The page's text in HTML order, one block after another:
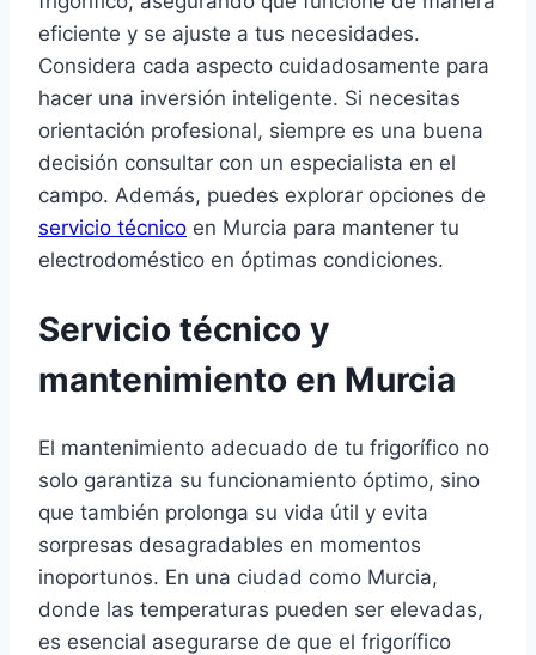
eficiente y se ajuste a tus necesidades.
Considera cada aspecto cuidadosamente para
hacer una inversión inteligente. Si necesitas
orientación profesional, siempre es una buena
decisión consultar con un especialista en el
campo. Además, puedes explorar opciones de
servicio técnico en Murcia para mantener tu
electrodoméstico en óptimas condiciones.
Servicio técnico y
mantenimiento en Murcia
El mantenimiento adecuado de tu frigorífico no
solo garantiza su funcionamiento óptimo, sino
que también prolonga su vida útil y evita
sorpresas desagradables en momentos
inoportunos. En una ciudad como Murcia,
donde las temperaturas pueden ser elevadas,
es esencial asegurarse de que el frigorífico